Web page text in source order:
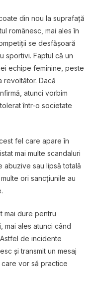
din nou la suprafață
românesc, mai ales în
se desfășoară
sportivi. Faptul că un
echipe feminine, peste
revoltător. Dacă
atunci vorbim
într-o societate
fel care apare în
mai multe scandaluri
abuzive sau lipsă totală
ori sancțiunile au
mai dure pentru
ales atunci când
de incidente
și transmit un mesaj
vor să practice